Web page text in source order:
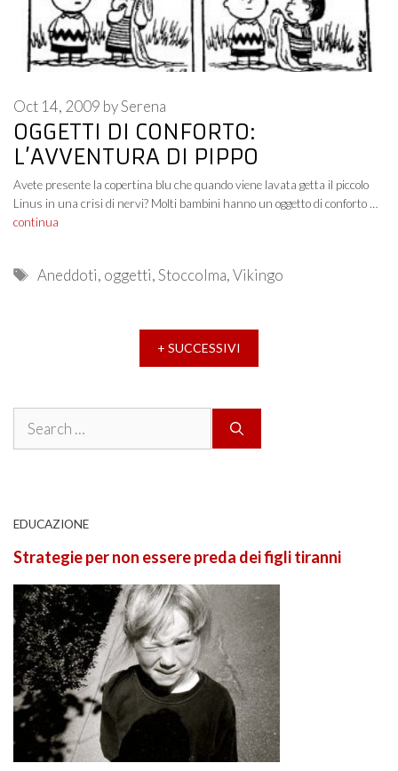
OGGETTI DI CONFORTO:
L’AVVENTURA DI PIPPO
Oct 14, 2009 bySerena
Avete presente la copertina blu che quando viene lavata getta il piccolo
Linus in una crisi di nervi? Molti bambini hanno un oggetto di conforto …
continua
Tags
Aneddoti, oggetti,Stoccolma,Vikingo
+ SUCCESSIVI
Search
EDUCAZIONE
Strategie per non essere preda dei figli tiranni